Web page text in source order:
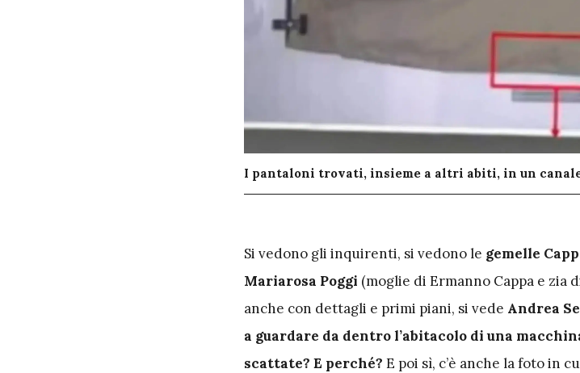
I pantaloni trovati, insieme a altri abiti, in un
Si vedono gli inquirenti, si vedono le gemelle
Mariarosa Poggi (moglie di Ermanno Cappa e zia
anche con dettagli e primi piani, si vede Andrea
a guardare da dentro l’abitacolo di una
scattate? E perché? E poi sì, c’è anche la foto in